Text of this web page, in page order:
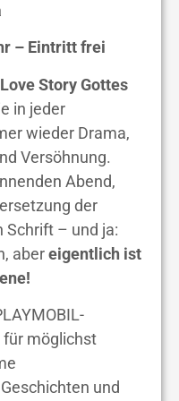
– Eintritt frei
Love Story Gottes
in jeder
wieder Drama,
Versöhnung.
Abend,
der
Schrift – und ja:
abereigentlich ist
für möglichst
und